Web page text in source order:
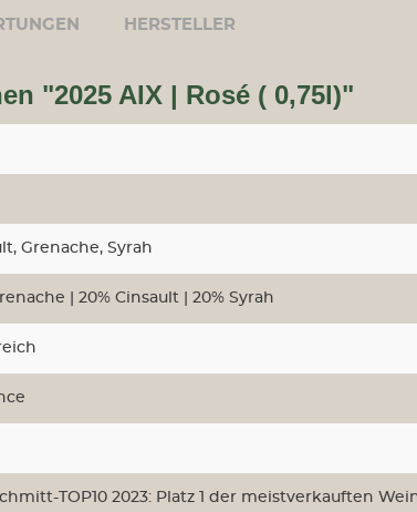
Weine aus Österreich
HERSTELLER
"2025 AIX | Rosé ( 0,75l)"
, Grenache, Syrah
| 20% Cinsault | 20% Syrah
TOP10 2023: Platz 1 der meistverkauften